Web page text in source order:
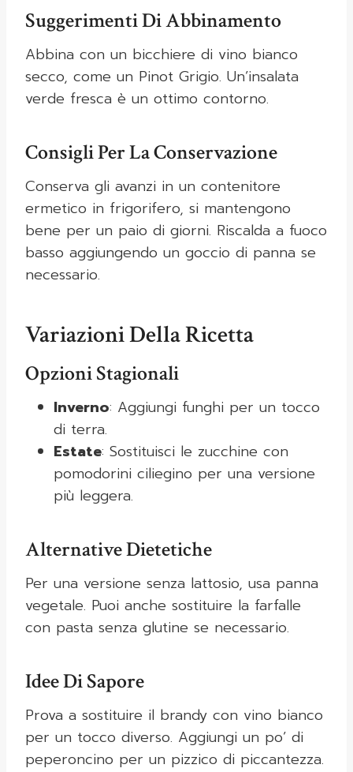
Suggerimenti Di Abbinamento
Abbina con un bicchiere di vino bianco
secco, come un Pinot Grigio. Un’insalata
verde fresca è un ottimo contorno.
Consigli Per La Conservazione
Conserva gli avanzi in un contenitore
ermetico in frigorifero, si mantengono
bene per un paio di giorni. Riscalda a fuoco
basso aggiungendo un goccio di panna se
necessario.
Variazioni Della Ricetta
Opzioni Stagionali
Inverno: Aggiungi funghi per un tocco
di terra.
Estate: Sostituisci le zucchine con
pomodorini ciliegino per una versione
più leggera.
Alternative Dietetiche
Per una versione senza lattosio, usa panna
vegetale. Puoi anche sostituire la farfalle
con pasta senza glutine se necessario.
Idee Di Sapore
Prova a sostituire il brandy con vino bianco
per un tocco diverso. Aggiungi un po’ di
peperoncino per un pizzico di piccantezza.